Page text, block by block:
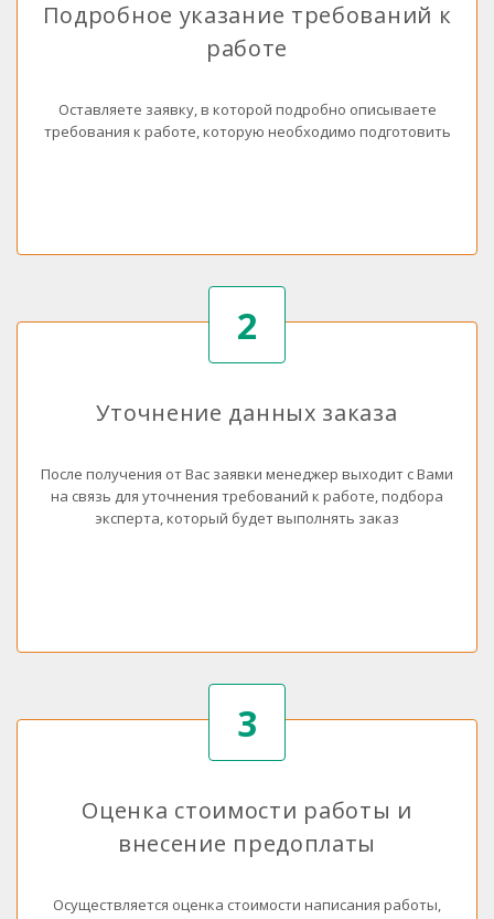
Подробное указание требований к
работе
Оставляете заявку, в которой подробно описываете
требования к работе, которую необходимо подготовить
2
Уточнение данных заказа
После получения от Вас заявки менеджер выходит с Вами
на связь для уточнения требований к работе, подбора
эксперта, который будет выполнять заказ
3
Оценка стоимости работы и
внесение предоплаты
Осуществляется оценка стоимости написания работы,